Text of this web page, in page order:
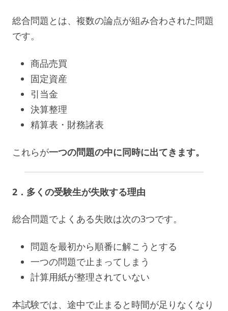
総合問題とは、複数の論点が組み合わされた問題
です。
商品売買
固定資産
引当金
決算整理
精算表・財務諸表
これらが一つの問題の中に同時に出てきます。
2．多くの受験生が失敗する理由
総合問題でよくある失敗は次の3つです。
問題を最初から順番に解こうとする
一つの問題で止まってしまう
計算用紙が整理されていない
本試験では、途中で止まると時間が足りなくなり